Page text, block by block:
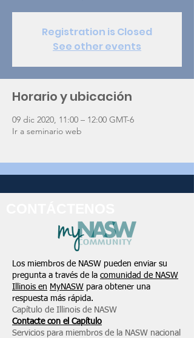
Registration is Closed
See other events
Horario y ubicación
09 dic 2020, 11:00 – 12:00 GMT-6
Ir a seminario web
Los miembros de NASW pueden enviar su
pregunta a través de la comunidad de NASW
Illinois en MyNASW para obtener una
respuesta más rápida.
Capítulo de Illinois de NASW
Contacte con el Capítulo
Servicios para miembros de la NASW nacional